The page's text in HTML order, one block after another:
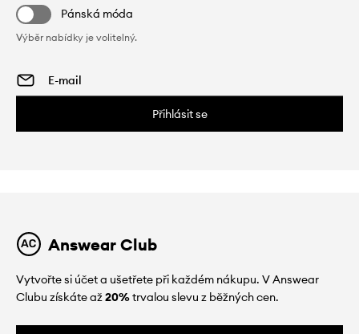
Pánská móda
Výběr nabídky je volitelný.
Přihlásit se
Answear Club
Vytvořte si účet a ušetřete při každém nákupu. V Answear
Clubu získáte až20%trvalou slevu z běžných cen.